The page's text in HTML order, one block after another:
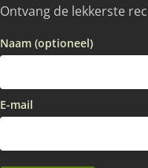
Ontvang de lekkerste
Naam (optioneel)
E-mail